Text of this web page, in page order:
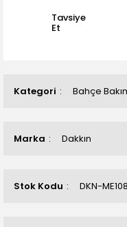
Kategori Bahçe
Marka Dakkın
Stok Kodu DKN-
Tavsiye
Et